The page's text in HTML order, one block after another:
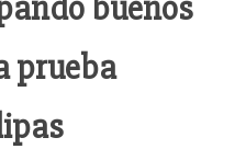
prueba